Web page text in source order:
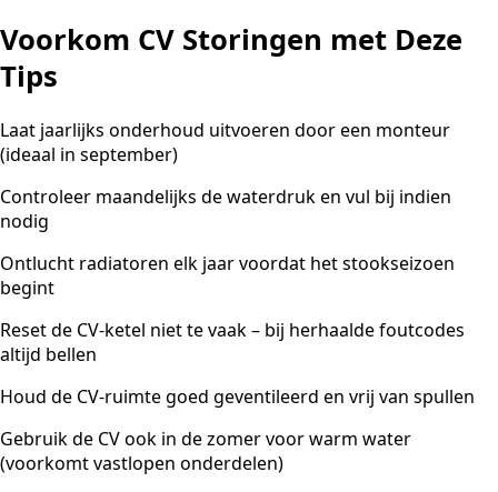
Voorkom CV Storingen met Deze
Tips
Laat jaarlijks onderhoud uitvoeren door een monteur
(ideaal in september)
Controleer maandelijks de waterdruk en vul bij indien
nodig
Ontlucht radiatoren elk jaar voordat het stookseizoen
begint
Reset de CV-ketel niet te vaak – bij herhaalde foutcodes
altijd bellen
Houd de CV-ruimte goed geventileerd en vrij van spullen
Gebruik de CV ook in de zomer voor warm water
(voorkomt vastlopen onderdelen)